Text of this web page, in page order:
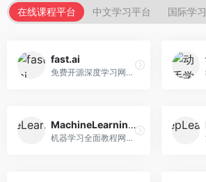
在线课程平台 中文学习平台 国际学
fast.ai
免费开源深度学习网站，专注于实用AI教学。面向开发者，提供免费深度学习课程、实战项目、代码库等资源，学习门槛低。
MachineLearningMastery
机器学习全面教程网站，专注于实用技能教学。面向开发者，提供机器学习算法、Python实现、项目实战等教程，实用性强。